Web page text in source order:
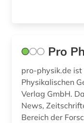
Pro
pro-physik.de
Physikalischen
Verlag GmbH.
News,
Bereich der